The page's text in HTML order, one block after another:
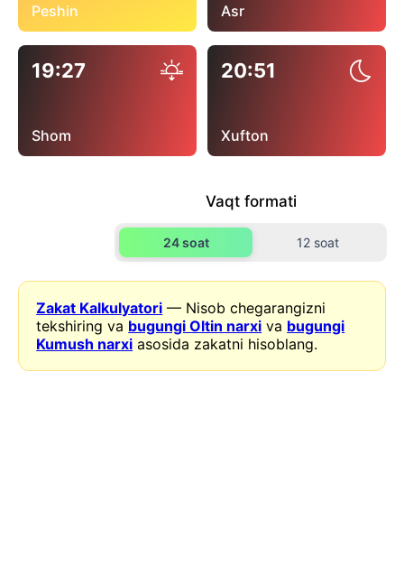
Peshin Asr
19:27
Shom
20:51
Xufton
Vaqt formati
24 soat 12 soat
Zakat Kalkulyatori — Nisob chegarangizni
tekshiring va bugungi Oltin narxi va bugungi
Kumush narxi asosida zakatni hisoblang.